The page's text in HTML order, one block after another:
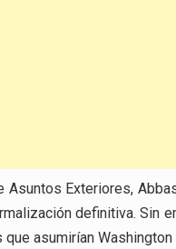
Asuntos Exteriores,
definitiva. Sin
asumirían Washington